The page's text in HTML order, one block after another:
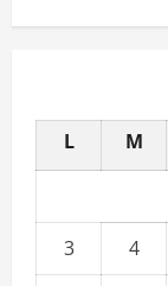
L M
3
4